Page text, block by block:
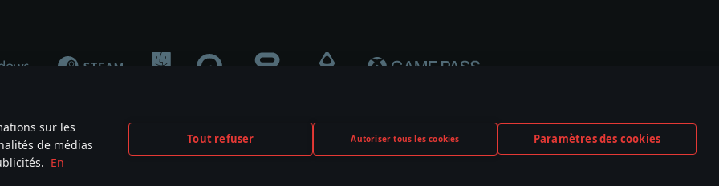
sur les
de médias
En
Tout refuser Autoriser tous les cookies Paramètres des cookies
pas la participation au développement du jeu, le sponsoring ou à l’approbation de tout fabricant d’armes ou de véhicule.
are the property of their respective owners.